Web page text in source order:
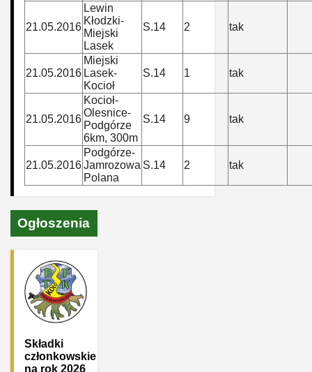
21.05.2016
Lewin
Kłodzki-
Miejski
Lasek
S.14 2 tak
21.05.2016
Miejski
Lasek-
Kocioł
S.14 1 tak
21.05.2016
Kocioł-
Olesnice-
Podgórze
6km, 300m
S.14 9 tak
21.05.2016
Podgórze-
Jamrozowa
Polana
S.14 2 tak
Ogłoszenia
Składki
członkowskie
na rok 2026